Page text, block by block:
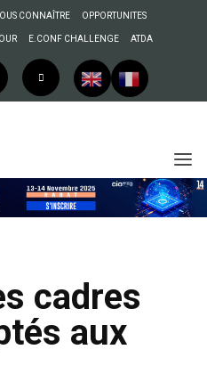
CONNAÎTRE OPPORTUNITES
E.CONF CHALLENGE ATDA
cadres
aux